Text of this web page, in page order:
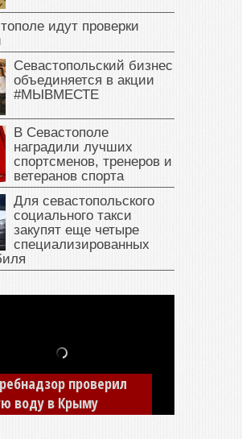
идут проверки
Севастопольский бизнес
объединяется в акции
#МЫВМЕСТЕ
В Севастополе
наградили лучших
спортсменов, тренеров и
ветеранов спорта
Для севастопольского
социального такси
закупят еще четыре
специализированных
у жителя Саки
автомобиль —
долги по штрафам